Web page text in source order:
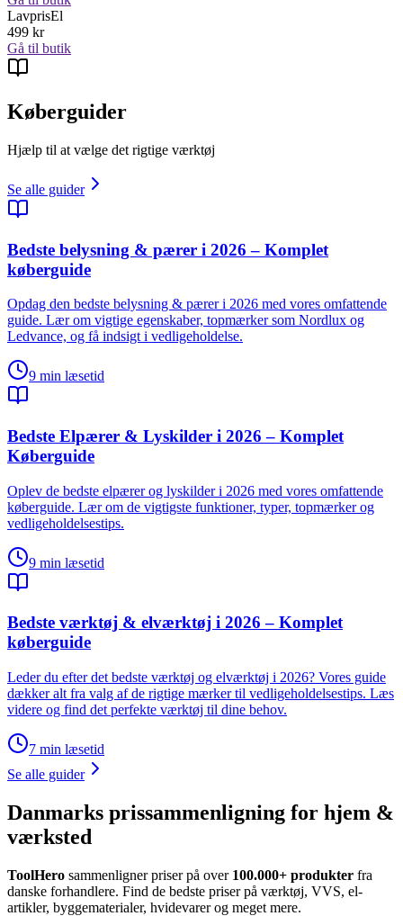
LavprisEl
499 kr
Gå til butik
Køberguider
Hjælp til at vælge det rigtige værktøj
Se alle guider
Bedste belysning & pærer i 2026 – Komplet
køberguide
Opdag den bedste belysning & pærer i 2026 med vores omfattende
guide. Lær om vigtige egenskaber, topmærker som Nordlux og
Ledvance, og få indsigt i vedligeholdelse.
9 min læsetid
Bedste Elpærer & Lyskilder i 2026 – Komplet
Køberguide
Oplev de bedste elpærer og lyskilder i 2026 med vores omfattende
køberguide. Lær om de vigtigste funktioner, typer, topmærker og
vedligeholdelsestips.
9 min læsetid
Bedste værktøj & elværktøj i 2026 – Komplet
køberguide
Leder du efter det bedste værktøj og elværktøj i 2026? Vores guide
dækker alt fra valg af de rigtige mærker til vedligeholdelsestips. Læs
videre og find det perfekte værktøj til dine behov.
7 min læsetid
Se alle guider
Danmarks prissammenligning for hjem &
værksted
ToolHero sammenligner priser på over 100.000+ produkter fra
danske forhandlere. Find de bedste priser på værktøj, VVS, el-
artikler, byggematerialer, hvidevarer og meget mere.